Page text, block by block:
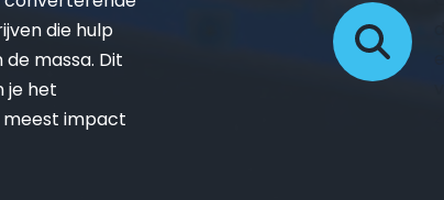
die hulp
massa. Dit
je het
impact